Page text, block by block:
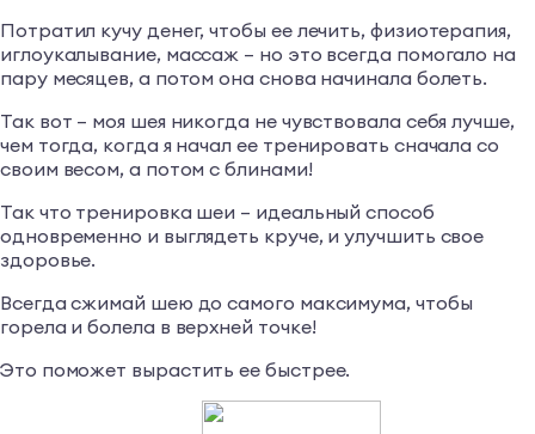
Потратил кучу денег, чтобы ее лечить, физиотерапия,
иглоукалывание, массаж – но это всегда помогало на
пару месяцев, а потом она снова начинала болеть.
Так вот – моя шея никогда не чувствовала себя лучше,
чем тогда, когда я начал ее тренировать сначала со
своим весом, а потом с блинами!
Так что тренировка шеи – идеальный способ
одновременно и выглядеть круче, и улучшить свое
здоровье.
Всегда сжимай шею до самого максимума, чтобы
горела и болела в верхней точке!
Это поможет вырастить ее быстрее.